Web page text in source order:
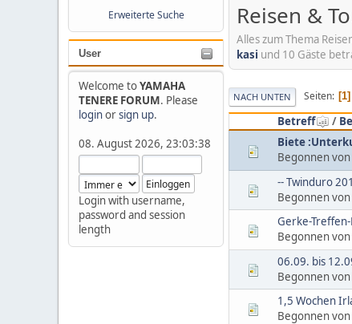
Erweiterte Suche
User
Welcome toYAMAHA
TENERE FORUM. Please
loginorsign up.
08. August 2026, 23:03:38
Login with username,
password and session
length
Reisen &
Alles zum Thema
kasi und 10 Gäste
NACH UNTEN Seiten 1
Betreff
/
Biete
Begonnen von
-- Twinduro
Begonnen von
Gerke-
Begonnen von
06.09. bis
Begonnen
1,5 Wochen
Begonnen von